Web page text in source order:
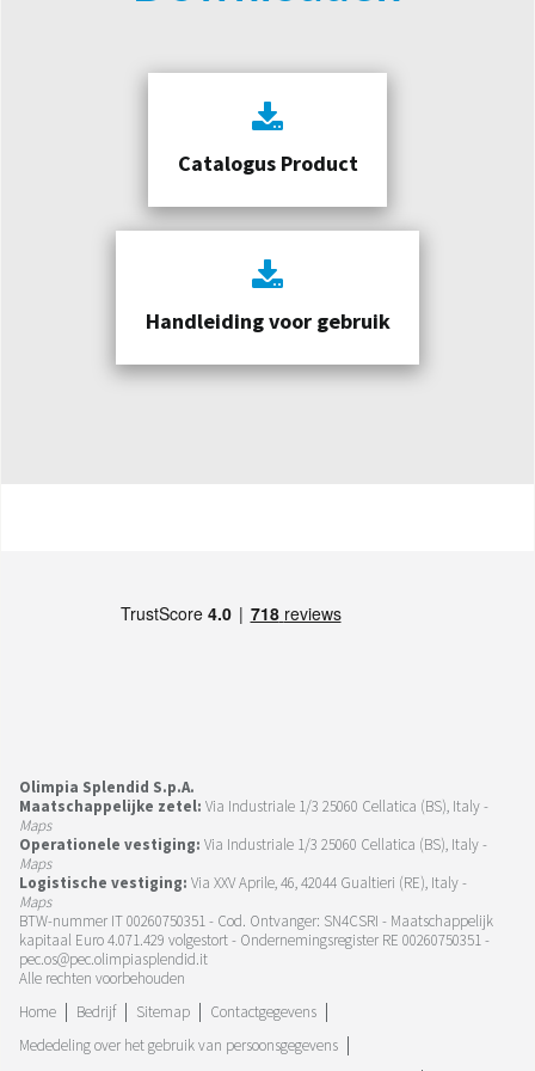
Catalogus Product
Handleiding voor gebruik
Olimpia Splendid S.p.A.
Maatschappelijke zetel: Via Industriale 1/3 25060 Cellatica (BS), Italy -
Maps
Operationele vestiging: Via Industriale 1/3 25060 Cellatica (BS), Italy -
Maps
Logistische vestiging: Via XXV Aprile, 46, 42044 Gualtieri (RE), Italy -
Maps
BTW-nummer IT 00260750351 - Cod. Ontvanger: SN4CSRI - Maatschappelijk
kapitaal Euro 4.071.429 volgestort - Ondernemingsregister RE 00260750351 -
pec.os@pec.olimpiasplendid.it
Alle rechten voorbehouden
Home
Bedrijf Sitemap
Contactgegevens
Mededeling over het gebruik van persoonsgegevens